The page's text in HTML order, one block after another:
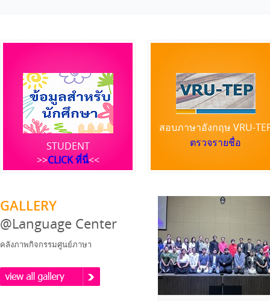
STUDENT
>>CLICK ที่นี่<<
สอบภาษาอังกฤษ VRU-
ตรวจรายชื่อ
GALLERY
@Language Center
คลังภาพกิจกรรมศูนย์ภาษา